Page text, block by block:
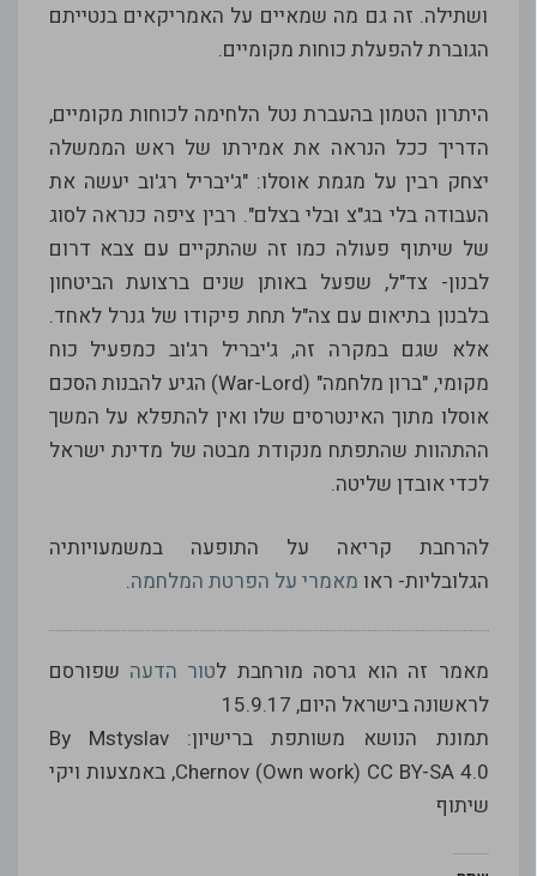
ושתילה. זה גם מה שמאיים על האמריקאים בנטייתם
הגוברת להפעלת כוחות מקומיים.
היתרון הטמון בהעברת נטל הלחימה לכוחות מקומיים,
הדריך ככל הנראה את אמירתו של ראש הממשלה
יצחק רבין על מגמת אוסלו: "ג'יבריל רג'וב יעשה את
העבודה בלי בג"צ ובלי בצלם". רבין ציפה כנראה לסוג
של שיתוף פעולה כמו זה שהתקיים עם צבא דרום
לבנון- צד"ל, שפעל באותן שנים ברצועת הביטחון
בלבנון בתיאום עם צה"ל תחת פיקודו של גנרל לאחד.
אלא שגם במקרה זה, ג'יבריל רג'וב כמפעיל כוח
מקומי, "ברון מלחמה" (War-Lord) הגיע להבנות הסכם
אוסלו מתוך האינטרסים שלו ואין להתפלא על המשך
ההתהוות שהתפתח מנקודת מבטה של מדינת ישראל
לכדי אובדן שליטה.
להרחבת קריאה על התופעה במשמעויותיה
הגלובליות- ראו מאמרי על הפרטת המלחמה.
מאמר זה הוא גרסה מורחבת לטור הדעה שפורסם
לראשונה בישראל היום, 15.9.17
תמונת הנושא משותפת ברישיון: By Mstyslav
Chernov (Own work) CC BY-SA 4.0, באמצעות ויקי
שיתוף